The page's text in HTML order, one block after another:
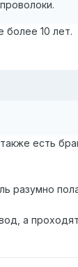
более 10 лет.
есть
разумно
а